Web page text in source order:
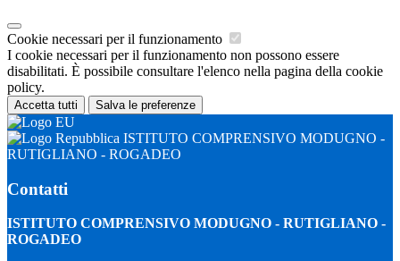
Cookie necessari per il funzionamento
I cookie necessari per il funzionamento non possono essere
disabilitati. È possibile consultare l'elenco nella pagina della cookie
policy.
Accetta tutti Salva le preferenze
ISTITUTO COMPRENSIVO MODUGNO -
RUTIGLIANO - ROGADEO
Contatti
ISTITUTO COMPRENSIVO MODUGNO - RUTIGLIANO -
ROGADEO